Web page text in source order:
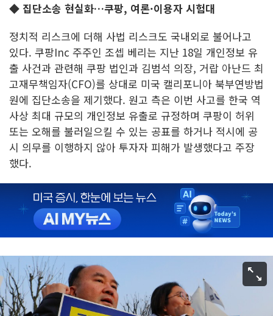
◆ 집단소송 현실화…쿠팡, 여론·이용자 시험대
정치적 리스크에 더해 사법 리스크도 국내외로 불어나고
있다. 쿠팡Inc 주주인 조셉 베리는 지난 18일 개인정보 유
출 사건과 관련해 쿠팡 법인과 김범석 의장, 거랍 아난드 최
고재무책임자(CFO)를 상대로 미국 캘리포니아 북부연방법
원에 집단소송을 제기했다. 원고 측은 이번 사고를 한국 역
사상 최대 규모의 개인정보 유출로 규정하며 쿠팡이 허위
또는 오해를 불러일으킬 수 있는 공표를 하거나 적시에 공
시 의무를 이행하지 않아 투자자 피해가 발생했다고 주장
했다.